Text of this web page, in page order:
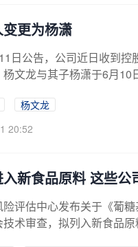
更为杨潇
日公告，公司近日收到控
文龙与其子杨潇于6月
杨文龙
20:52
新食品原料 这些公
评估中心发布关于《葡
术审查，拟列入新食品